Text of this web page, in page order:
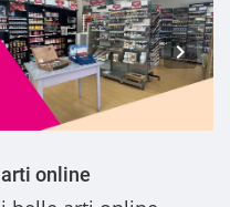
online